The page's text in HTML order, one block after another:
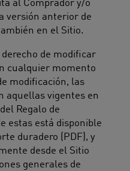
al Comprador y/o
versión anterior de
en el Sitio.
de modificar
cualquier momento
modificación, las
aquellas vigentes en
Regalo de
estas está disponible
duradero (PDF), y
desde el Sitio
generales de